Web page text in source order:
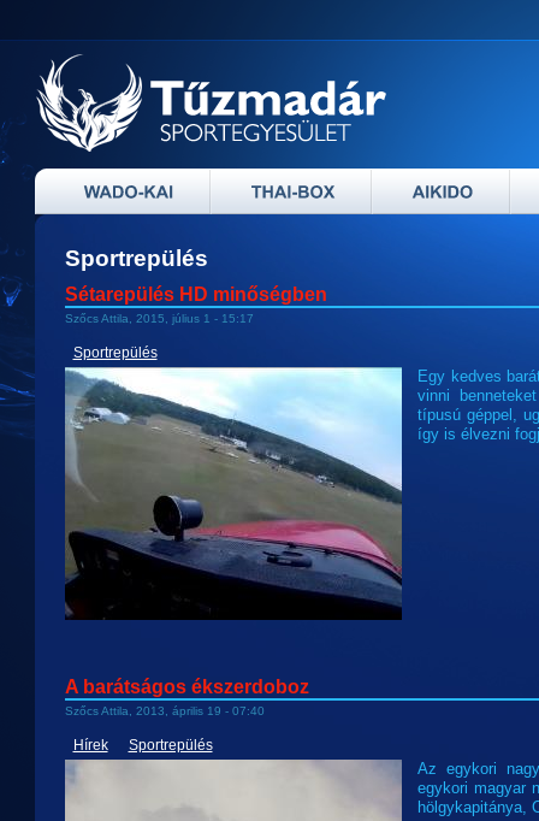
Sportrepülés
Sétarepülés HD minőségben
Szőcs Attila, 2015, július 1 - 15:17
Sportrepülés
Egy kedves
vinni
típusú géppel,
így is élvezni
A barátságos ékszerdoboz
Szőcs Attila, 2013, április 19 - 07:40
Hírek Sportrepülés
Az egykori
egykori magyar
hölgykapitánya,